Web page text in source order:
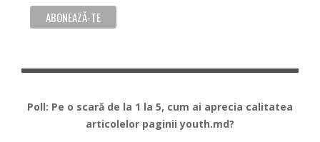
Poll: Pe o scară de la 1 la 5, cum ai aprecia calitatea
articolelor paginii youth.md?